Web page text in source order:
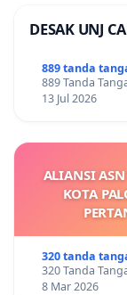
DESAK UNJ
889 tanda
889 Tanda
13 Jul 2026
ALIANSI
KOTA
320 tanda
320 Tanda
8 Mar 2026